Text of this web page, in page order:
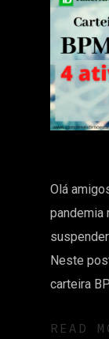
Olá
pandemia
Neste
carteira
READ